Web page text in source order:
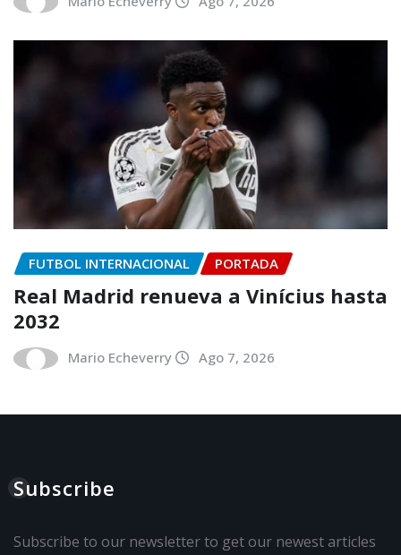
FUTBOL INTERNACIONAL PORTADA
Real Madrid renueva a Vinícius hasta
2032
Mario Echeverry Ago 7, 2026
Subscribe
Subscribe to our newsletter to get our newest articles